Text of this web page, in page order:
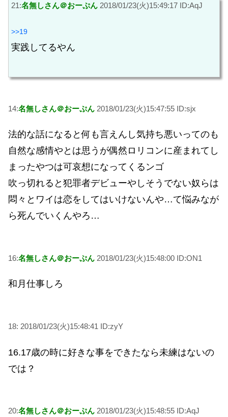
21:名無しさん＠おーぷん 2018/01/23(火)15:49:17 ID:AqJ
>>19
実践してるやん
14:名無しさん＠おーぷん 2018/01/23(火)15:47:55 ID:sjx
法的な話になると何も言えんし気持ち悪いってのも
自然な感情やとは思うが偶然ロリコンに産まれてし
まったやつは可哀想になってくるンゴ
吹っ切れると犯罪者デビューやしそうでない奴らは
悶々とワイは恋をしてはいけないんや…て悩みなが
ら死んでいくんやろ…
16:名無しさん＠おーぷん 2018/01/23(火)15:48:00 ID:ON1
和月仕事しろ
18: 2018/01/23(火)15:48:41 ID:zyY
16.17歳の時に好きな事をできたなら未練はないの
では？
20:名無しさん＠おーぷん 2018/01/23(火)15:48:55 ID:AqJ